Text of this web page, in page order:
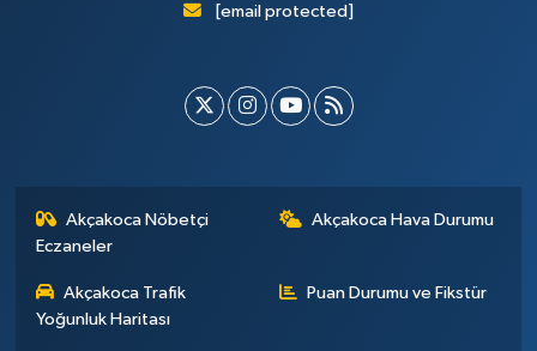
[email protected]
Akçakoca Nöbetçi
Eczaneler
Akçakoca Hava Durumu
Akçakoca Trafik
Yoğunluk Haritası
Puan Durumu ve Fikstür